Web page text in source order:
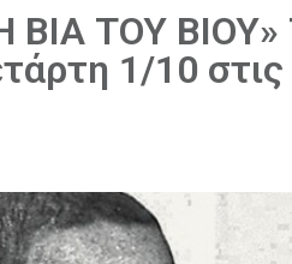
ΒΙΑ ΤΟΥ ΒΙΟΥ»
1/10